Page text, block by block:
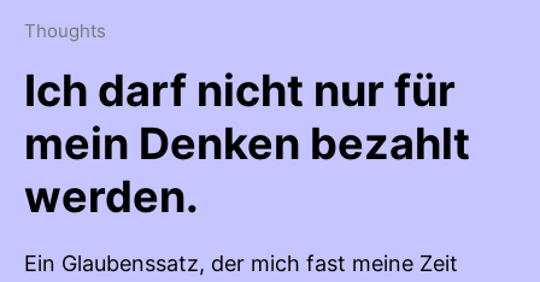
Thoughts
Ich darf nicht nur für
mein Denken bezahlt
werden.
Ein Glaubenssatz, der mich fast meine Zeit